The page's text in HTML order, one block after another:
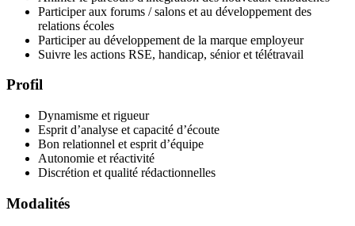
Participer aux forums / salons et au développement des
relations écoles
Participer au développement de la marque employeur
Suivre les actions RSE, handicap, sénior et télétravail
Profil
Dynamisme et rigueur
Esprit d’analyse et capacité d’écoute
Bon relationnel et esprit d’équipe
Autonomie et réactivité
Discrétion et qualité rédactionnelles
Modalités